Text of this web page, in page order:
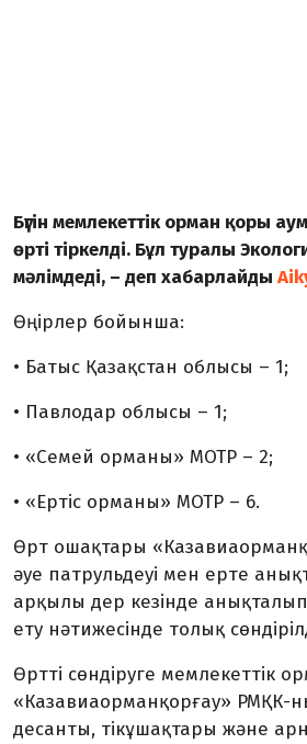
Бүгін мемлекеттік орман қоры
өрті тіркелді. Бұл туралы
мәлімдеді, – деп хабарлайды
Өңірлер бойынша:
• Батыс Қазақстан облысы – 1;
• Павлодар облысы – 1;
• «Семей орманы» МОТР – 2;
• «Ертіс орманы» МОТР – 6.
Өрт ошақтары
әуе патрульдеуі мен ерте
арқылы дер кезінде
ету нәтижесінде толық
Өртті сөндіруге мемлекеттік
«Казавиаорманқорғау» РМҚК-
десанты, тікұшақтары және